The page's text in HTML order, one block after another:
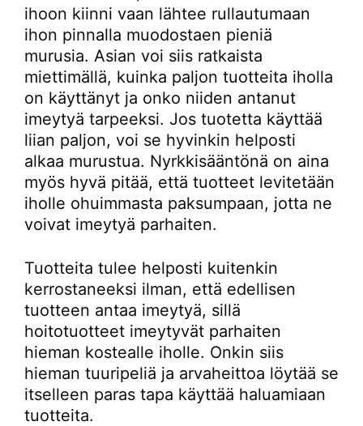
ihoon kiinni vaan lähtee rullautumaan
ihon pinnalla muodostaen pieniä
murusia. Asian voi siis ratkaista
miettimällä, kuinka paljon tuotteita iholla
on käyttänyt ja onko niiden antanut
imeytyä tarpeeksi. Jos tuotetta käyttää
liian paljon, voi se hyvinkin helposti
alkaa murustua. Nyrkkisääntönä on aina
myös hyvä pitää, että tuotteet levitetään
iholle ohuimmasta paksumpaan, jotta ne
voivat imeytyä parhaiten.
Tuotteita tulee helposti kuitenkin
kerrostaneeksi ilman, että edellisen
tuotteen antaa imeytyä, sillä
hoitotuotteet imeytyvät parhaiten
hieman kostealle iholle. Onkin siis
hieman tuuripeliä ja arvaheittoa löytää se
itselleen paras tapa käyttää haluamiaan
tuotteita.